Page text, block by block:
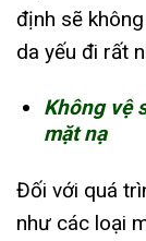
định sẽ
da yếu đi rất
Không vệ
mặt nạ
Đối với quá
như các loại